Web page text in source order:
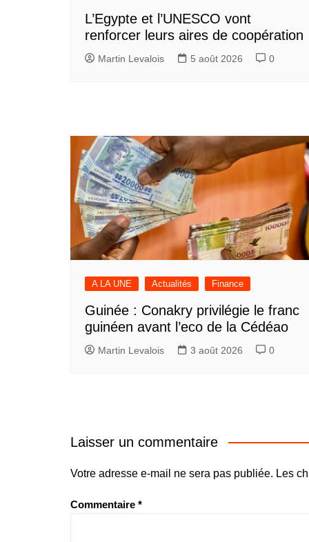
L’Egypte et l’UNESCO vont
renforcer leurs aires de coopération
Martin Levalois 5 août 2026 0
A LA UNE Actualités Finance
Guinée : Conakry privilégie le franc
guinéen avant l’eco de la Cédéao
Martin Levalois 3 août 2026 0
Laisser un commentaire
Votre adresse e-mail ne sera pas publiée. Les
Commentaire *